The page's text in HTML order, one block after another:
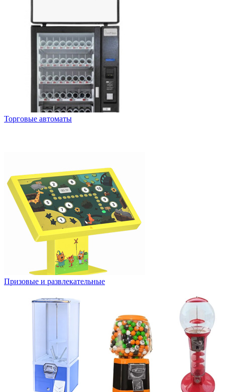
Торговые автоматы
Призовые и развлекательные